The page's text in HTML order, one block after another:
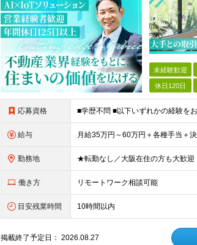
未経験歓迎
休日120日
応募資格
給与
勤務地
働き方 リモートワーク相談可能
目安残業時間 10時間以内
掲載終了予定日：2026.08.27